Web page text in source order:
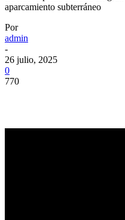
aparcamiento subterráneo
Por
admin
-
26 julio, 2025
0
770